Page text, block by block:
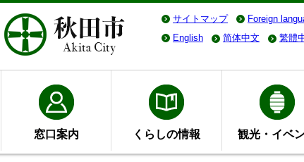
サイトマップ Foreign
English
简体中文 繁體
窓口案内 くらしの情報 観光・イベ